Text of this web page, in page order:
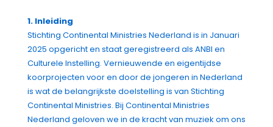
1. Inleiding
Stichting Continental Ministries Nederland is in Januari
2025 opgericht en staat geregistreerd als ANBI en
Culturele Instelling. Vernieuwende en eigentijdse
koorprojecten voor en door de jongeren in Nederland
is wat de belangrijkste doelstelling is van Stichting
Continental Ministries. Bij Continental Ministries
Nederland geloven we in de kracht van muziek om ons